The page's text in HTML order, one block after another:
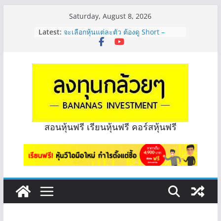
Saturday, August 8, 2026
Latest: จะเลือกหุ้นแต่ละตัว ต้องดู Short –
Long ของหุ้นตัวนั้นๆไหมคะ? | Q&A
Hot Topic! อัปเดทงบ สื่อสาร, ค้าปลีก
ตัวไหนเหมาะถือเอาปันผล? | Hot Topic
EP.41
หุ้นซอสภูเขาทอง Sauce เหมาะถือเป็น
หุ้นปันผลไหม? | Q&A กล้วยๆ EP.1166
OSP vs CBG vs ICHI ควร DCA ตัวไหน
ดี? | Q&A กล้วยๆ EP.1165
รีวิวงบกลุ่ม Bank หุ้นไหนเหมาะถือเอา
สอนหุ้นฟรี เรียนหุ้นฟรี คอร์สหุ้นฟรี